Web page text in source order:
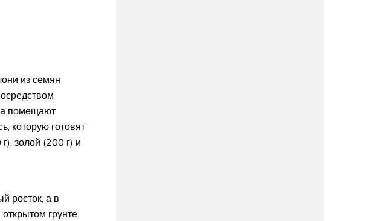
из семян
помещают
которую готовят
золой (200 г) и
росток, а в
грунте.